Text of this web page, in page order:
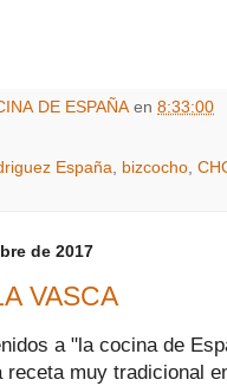
DE ESPAÑA en 8:33:00
España, bizcocho,
de 2017
VASCA
a "la cocina de
muy tradicional